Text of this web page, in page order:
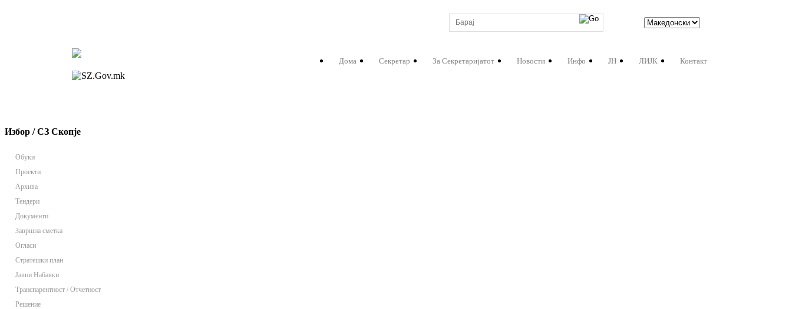
Дома Секретар За Секретаријатот Новости Инфо ЈН ЛИЈК Контакт
Избор / СЗ Скопје
Обуки
Проекти
Архива
Тендери
Документи
Завршна сметка
Огласи
Стратешки план
Јавни Набавки
Транспарентност / Отчетност
Решение